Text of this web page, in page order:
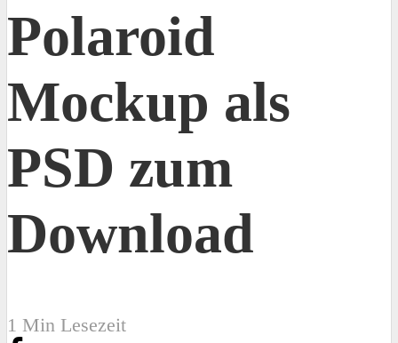
Polaroid
Mockup als
PSD zum
Download
1 Min Lesezeit